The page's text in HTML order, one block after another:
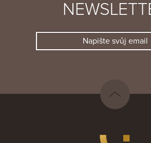
Napište svůj email